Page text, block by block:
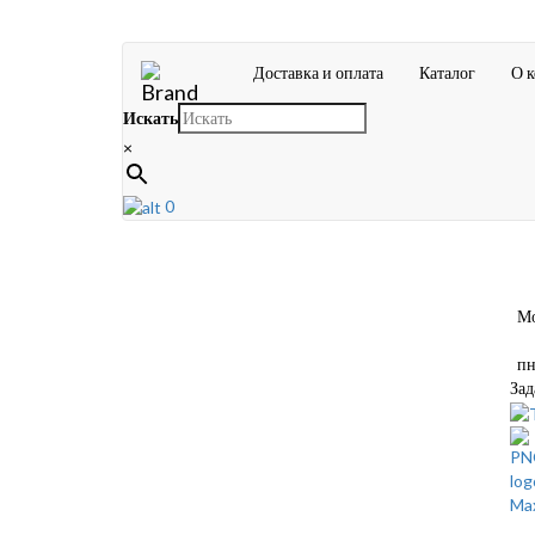
Доставка и оплата Каталог О
Искать
×
0